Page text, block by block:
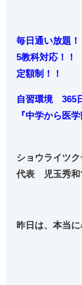
毎日通い放題！
5教科対応！！
定額制！！
自習環境 365
『中学から医
ショウライツク
代表 児玉秀和
昨日は、本当に